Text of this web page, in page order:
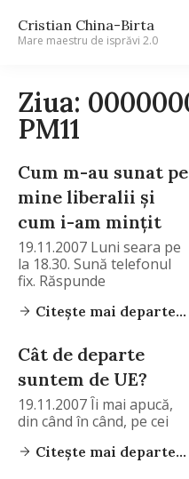
Cristian China-Birta
Mare maestru de isprăvi 2.0
Ziua:
PM11
Cum m-au sunat pe
mine liberalii şi
cum i-am minţit
19.11.2007 Luni seara pe
la 18.30. Sună telefonul
fix. Răspunde
Citește mai departe...
Cât de departe
suntem de UE?
19.11.2007 Îi mai apucă,
din când în când, pe cei
Citește mai departe...